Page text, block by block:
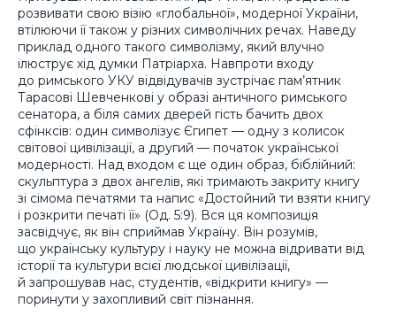
розвивати свою візію «глобальної», модерної України,
втілюючи її також у різних символічних речах. Наведу
приклад одного такого символізму, який влучно
ілюструє хід думки Патріарха. Навпроти входу
до римського УКУ відвідувачів зустрічає пам’ятник
Тарасові Шевченкові у образі античного римського
сенатора, а біля самих дверей гість бачить двох
сфінксів: один символізує Єгипет — одну з колисок
світової цивілізації, а другий — початок української
модерності. Над входом є ще один образ, біблійний:
скульптура з двох ангелів, які тримають закриту книгу
зі сімома печатями та напис «Достойний ти взяти книгу
і розкрити печаті її» (Од. 5:9). Вся ця композиція
засвідчує, як він сприймав Україну. Він розумів,
що українську культуру і науку не можна відривати від
історії та культури всієї людської цивілізації,
й запрошував нас, студентів, «відкрити книгу» —
поринути у захопливий світ пізнання.